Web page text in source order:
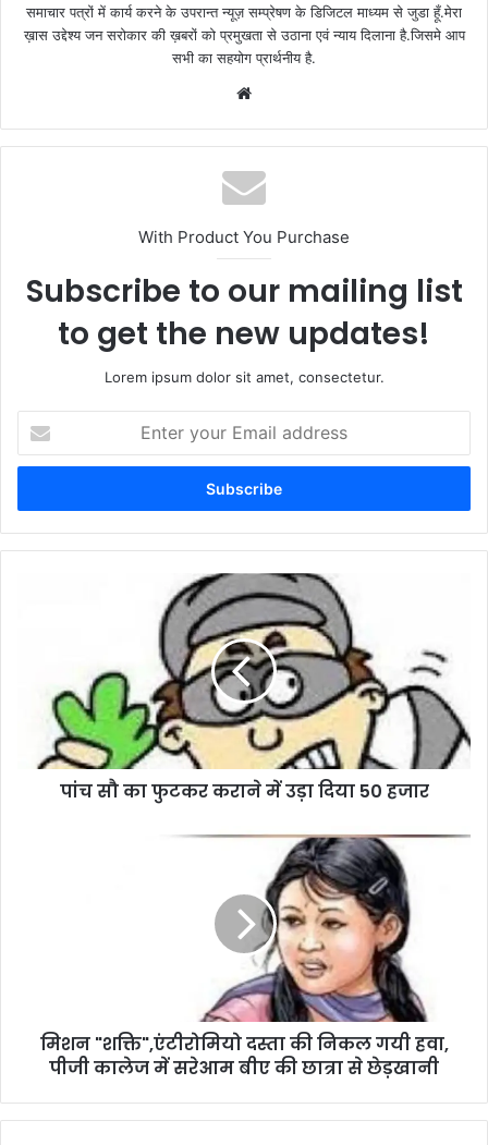
समाचार पत्रों में कार्य करने के उपरान्त न्यूज़ सम्प्रेषण के डिजिटल माध्यम से जुडा हूँ.मेरा
ख़ास उद्देश्य जन सरोकार की ख़बरों को प्रमुखता से उठाना एवं न्याय दिलाना है.जिसमे आप
सभी का सहयोग प्रार्थनीय है.
With Product You Purchase
Subscribe to our mailing list
to get the new updates!
Lorem ipsum dolor sit amet, consectetur.
your
Email
पांच सौ का फुटकर कराने में उड़ा दिया 50 हजार
मिशन "शक्ति",एंटीरोमियो दस्ता की निकल गयी हवा,
पीजी कालेज में सरेआम बीए की छात्रा से छेड़खानी